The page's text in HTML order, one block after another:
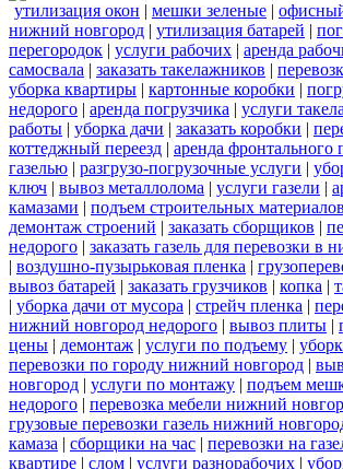
утилизация окон | мешки зеленые |
нижний новгород | утилизация батарей |
перегородок | услуги рабочих | аренда
самосвала | заказать такелажников |
уборка квартиры | картонные коробки |
недорого | аренда погрузчика | услуги
работы | уборка дачи | заказать коробки |
коттеджный переезд | аренда фронтального
газелью | разгрузо-погрузочные услуги |
ключ | вывоз металлолома | услуги газели |
камазами | подъем строительных материалов
демонтаж строений | заказать сборщиков |
недорого | заказать газель для перевозки в
| воздушно-пузырьковая пленка |
вывоз батарей | заказать грузчиков | копка |
| уборка дачи от мусора | стрейч пленка |
нижний новгород недорого | вывоз плиты |
цены | демонтаж | услуги по подъему |
перевозки по городу нижний новгород |
новгород | услуги по монтажу | подъем
недорого | перевозка мебели нижний
грузовые перевозки газель нижний
камаза | сборщики на час | перевозки на
квартире | слом | услуги разнорабочих |